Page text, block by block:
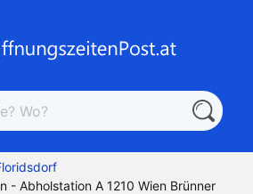
- Abholstation A 1210 Wien Brünner